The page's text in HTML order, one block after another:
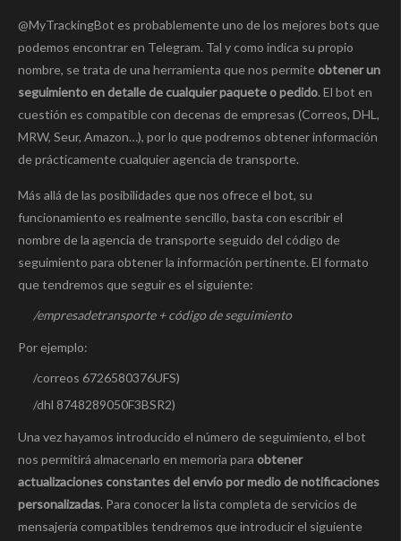
@MyTrackingBot es probablemente uno de los mejores bots que
podemos encontrar en Telegram. Tal y como indica su propio
nombre, se trata de una herramienta que nos permite obtener un
seguimiento en detalle de cualquier paquete o pedido. El bot en
cuestión es compatible con decenas de empresas (Correos, DHL,
MRW, Seur, Amazon…), por lo que podremos obtener información
de prácticamente cualquier agencia de transporte.
Más allá de las posibilidades que nos ofrece el bot, su
funcionamiento es realmente sencillo, basta con escribir el
nombre de la agencia de transporte seguido del código de
seguimiento para obtener la información pertinente. El formato
que tendremos que seguir es el siguiente:
/empresadetransporte + código de seguimiento
Por ejemplo:
/correos 6726580376UFS)
/dhl 8748289050F3BSR2)
Una vez hayamos introducido el número de seguimiento, el bot
nos permitirá almacenarlo en memoria para obtener
actualizaciones constantes del envío por medio de notificaciones
personalizadas. Para conocer la lista completa de servicios de
mensajería compatibles tendremos que introducir el siguiente